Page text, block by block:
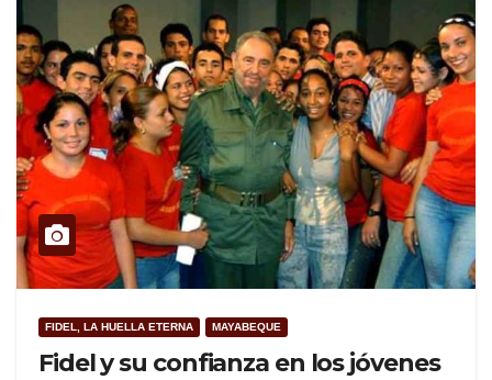
FIDEL, LA HUELLA ETERNA MAYABEQUE
Fidel y su confianza en los jóvenes